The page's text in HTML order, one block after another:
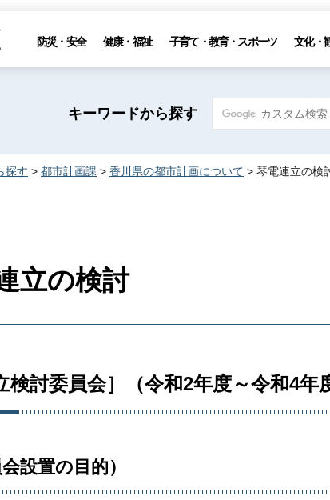
防災・安全 健康・福祉 子育て・教育・スポーツ 文化・
キーワードから探す
探す > 都市計画課 > 香川県の都市計画について > 琴電連立の検
立の検討
検討委員会］（令和2年度～令和4年
設置の目的）